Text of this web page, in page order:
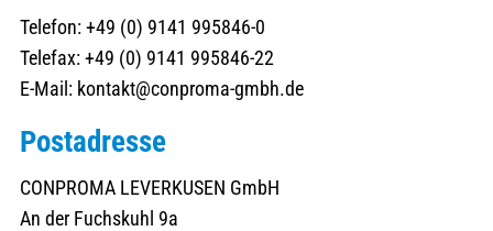
Telefon: +49 (0) 9141 995846-0
Telefax: +49 (0) 9141 995846-22
E-Mail: kontakt@conproma-gmbh.de
Postadresse
CONPROMA LEVERKUSEN GmbH
An der Fuchskuhl 9a